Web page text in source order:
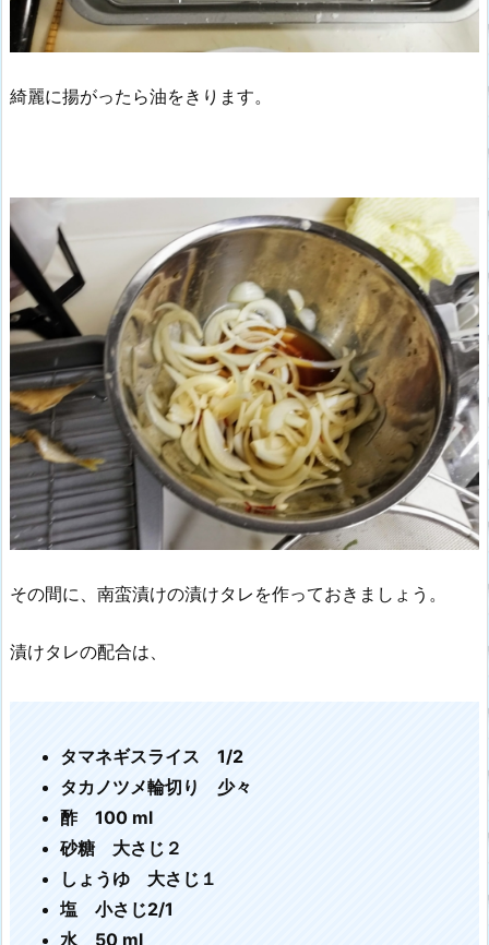
綺麗に揚がったら油をきります。
その間に、南蛮漬けの漬けタレを作っておきましょう。
漬けタレの配合は、
タマネギスライス 1/2
タカノツメ輪切り 少々
酢 100 ml
砂糖 大さじ２
しょうゆ 大さじ１
塩 小さじ2/1
水 50 ml